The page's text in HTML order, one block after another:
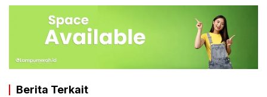
Berita Terkait